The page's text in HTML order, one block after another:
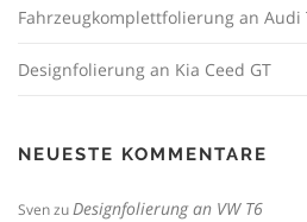
Fahrzeugkomplettfolierung an Audi
Designfolierung an Kia Ceed GT
NEUESTE KOMMENTARE
SvenzuDesignfolierung an VW T6